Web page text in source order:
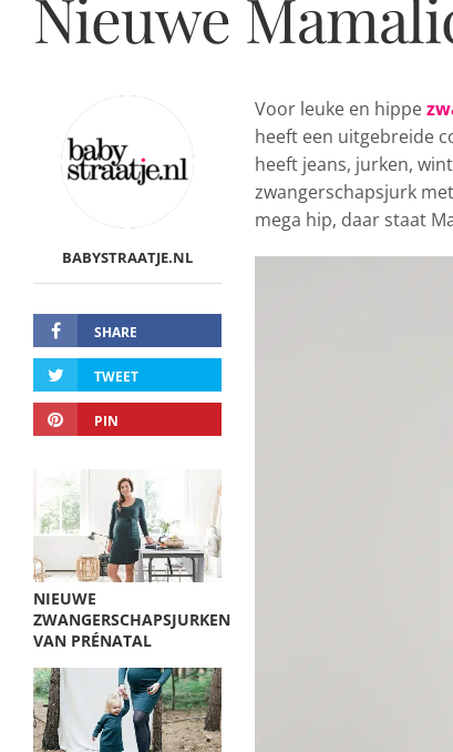
Nieuwe
BABYSTRAATJE.NL
SHARE
TWEET
PIN
NIEUWE
ZWANGERSCHAPSJURKEN
VAN PRÉNATAL
Voor leuke en hippe
heeft een uitgebreide
heeft jeans, jurken,
zwangerschapsjurk
mega hip, daar staat